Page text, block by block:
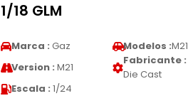
1/18 GLM
Marca : Gaz Modelos :M21
Version : M21
Fabricante :
Die Cast
Escala : 1/24